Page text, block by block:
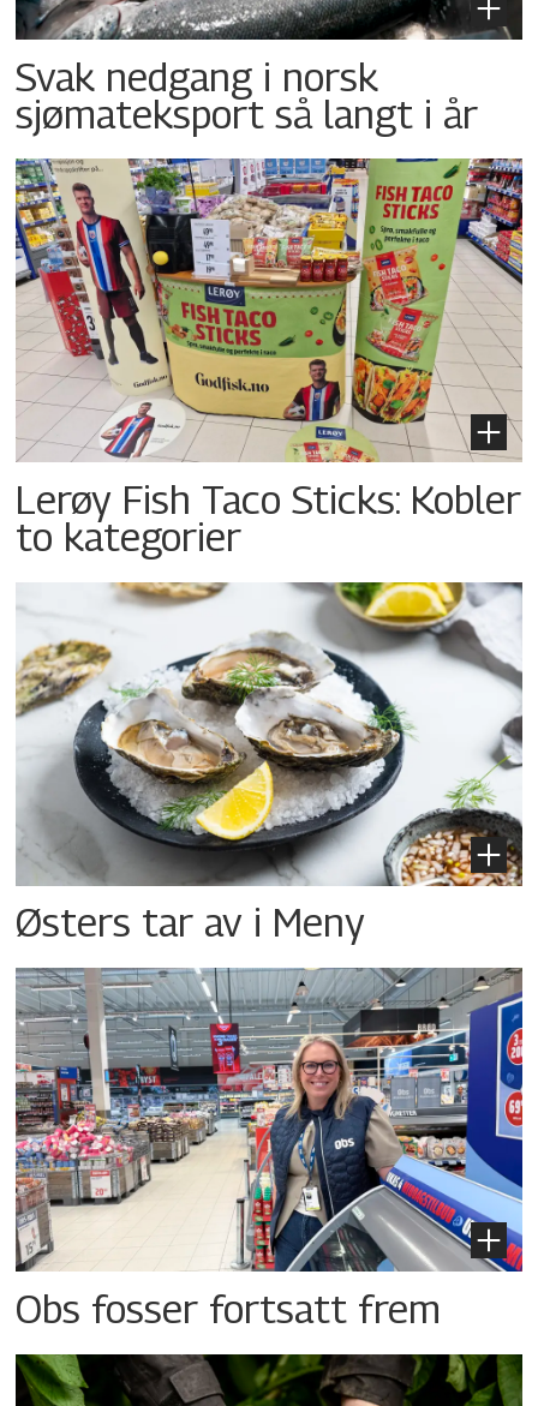
Svak nedgang i norsk
sjømateksport så langt i år
Lerøy Fish Taco Sticks: Kobler
to kategorier
Østers tar av i Meny
Obs fosser fortsatt frem